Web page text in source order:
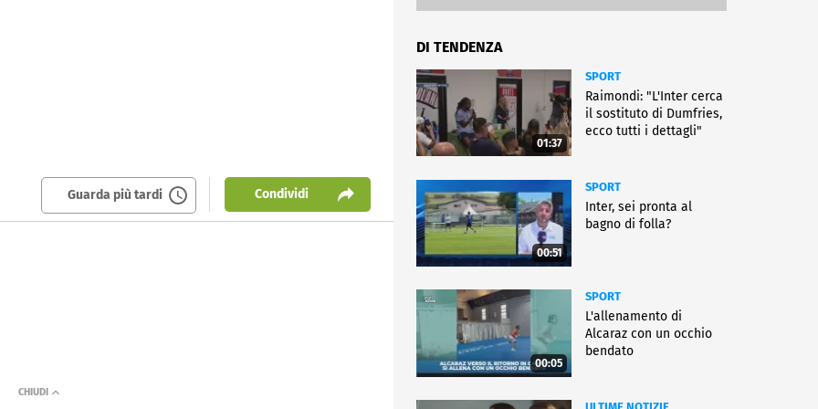
Guarda più tardi Condividi
DI TENDENZA
01:37
SPORT
Raimondi: "L'Inter cerca
il sostituto di Dumfries,
ecco tutti i dettagli"
00:51
SPORT
Inter, sei pronta al
bagno di folla?
00:05
SPORT
L'allenamento di
Alcaraz con un occhio
bendato